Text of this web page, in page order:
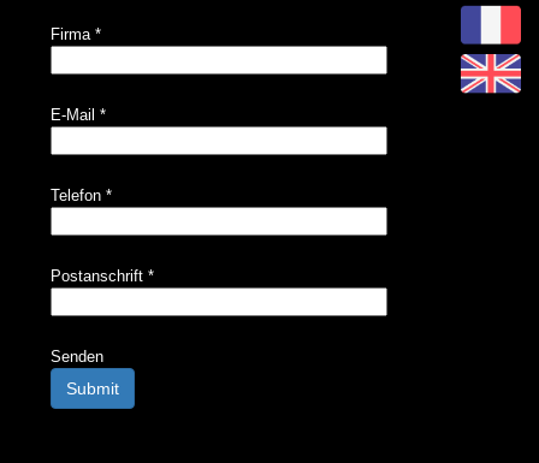
Firma *
E-Mail *
Telefon *
Postanschrift *
Senden
Submit